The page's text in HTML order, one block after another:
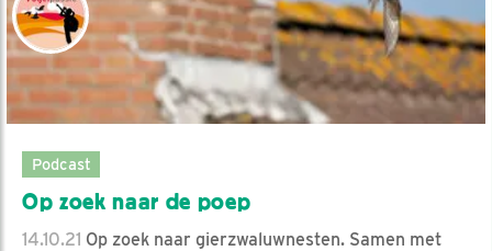
Podcast
Op zoek naar de poep
14.10.21 Op zoek naar gierzwaluwnesten. Samen met